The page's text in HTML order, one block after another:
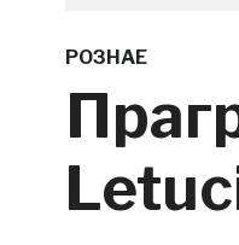
РОЗНАЕ